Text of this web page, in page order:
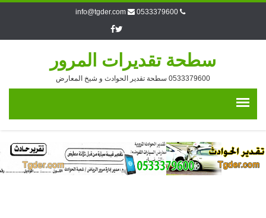
0533379600
info@tgder.com
سطحة تقديرات المرور
0533379600 سطحة تقدير الحوادث و شيخ المعارض